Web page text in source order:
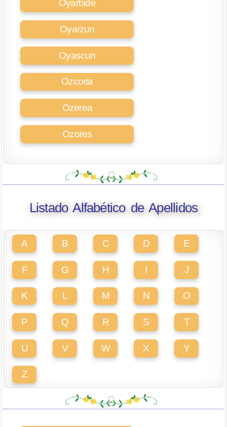
Oyarbide
Oyarzun
Oyascun
Ozcorta
Ozerea
Ozores
Listado Alfabético de Apellidos
A B C D E
F G H I J
K L M N O
P Q R S T
U V W X Y
Z